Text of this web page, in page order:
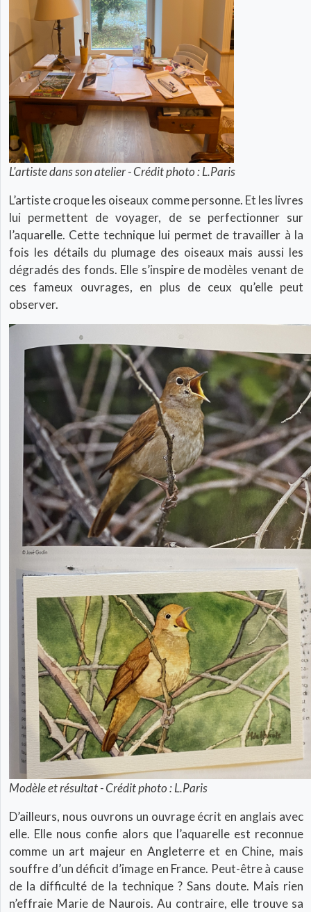
L'artiste dans son atelier - Crédit photo : L.Paris
L’artiste croque les oiseaux comme personne. Et les livres
lui permettent de voyager, de se perfectionner sur
l’aquarelle. Cette technique lui permet de travailler à la
fois les détails du plumage des oiseaux mais aussi les
dégradés des fonds. Elle s’inspire de modèles venant de
ces fameux ouvrages, en plus de ceux qu’elle peut
observer.
Modèle et résultat - Crédit photo : L.Paris
D’ailleurs, nous ouvrons un ouvrage écrit en anglais avec
elle. Elle nous confie alors que l’aquarelle est reconnue
comme un art majeur en Angleterre et en Chine, mais
souffre d’un déficit d’image en France. Peut-être à cause
de la difficulté de la technique ? Sans doute. Mais rien
n’effraie Marie de Naurois. Au contraire, elle trouve sa